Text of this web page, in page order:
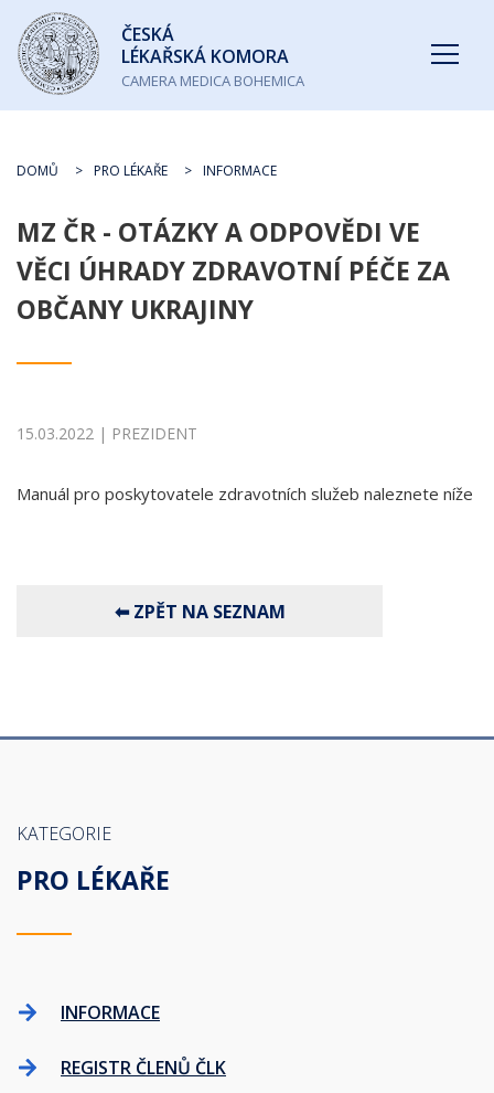
Česká
lékařská
komora
ČESKÁ
LÉKAŘSKÁ KOMORA
CAMERA MEDICA BOHEMICA
DOMŮ PRO LÉKAŘE INFORMACE
MZ ČR - OTÁZKY A ODPOVĚDI VE
VĚCI ÚHRADY ZDRAVOTNÍ PÉČE ZA
OBČANY UKRAJINY
15.03.2022 | PREZIDENT
Manuál pro poskytovatele zdravotních služeb naleznete níže
KATEGORIE
PRO LÉKAŘE
INFORMACE
REGISTR ČLENŮ ČLK